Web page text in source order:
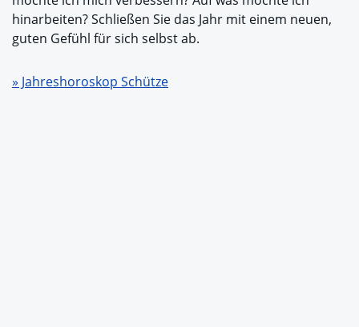
hinarbeiten? Schließen Sie das Jahr mit einem neuen,
guten Gefühl für sich selbst ab.
» Jahreshoroskop Schütze